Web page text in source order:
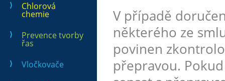
Chlorová
chemie
Prevence tvorby
řas
Vločkovače
V případě
některého ze
povinen
přepravou.